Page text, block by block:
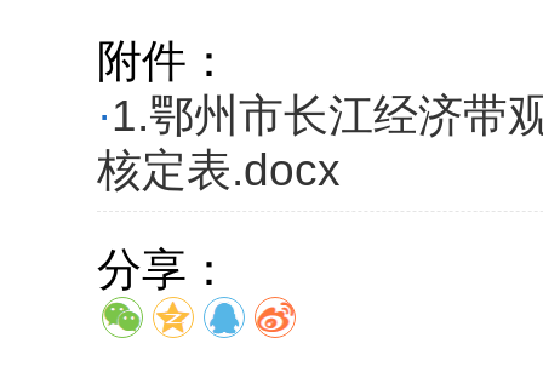
附件：
·1.鄂州市长江经济带
核定表.docx
分享：